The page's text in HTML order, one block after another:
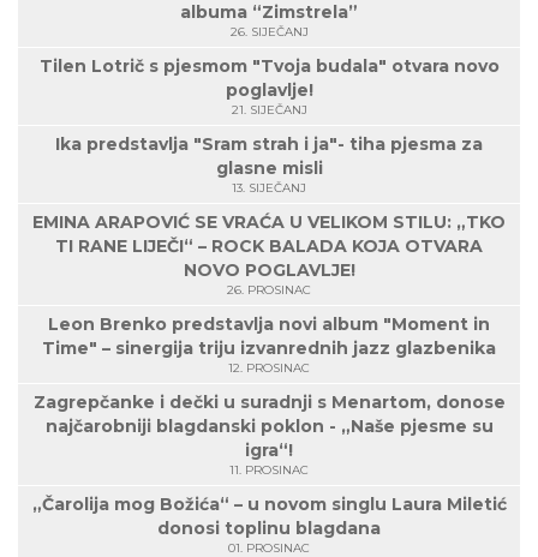
albuma “Zimstrela”
26. SIJEČANJ
Tilen Lotrič s pjesmom "Tvoja budala" otvara novo
poglavlje!
21. SIJEČANJ
Ika predstavlja "Sram strah i ja"- tiha pjesma za
glasne misli
13. SIJEČANJ
EMINA ARAPOVIĆ SE VRAĆA U VELIKOM STILU: „TKO
TI RANE LIJEČI“ – ROCK BALADA KOJA OTVARA
NOVO POGLAVLJE!
26. PROSINAC
Leon Brenko predstavlja novi album "Moment in
Time" – sinergija triju izvanrednih jazz glazbenika
12. PROSINAC
Zagrepčanke i dečki u suradnji s Menartom, donose
najčarobniji blagdanski poklon - „Naše pjesme su
igra“!
11. PROSINAC
„Čarolija mog Božića“ – u novom singlu Laura Miletić
donosi toplinu blagdana
01. PROSINAC